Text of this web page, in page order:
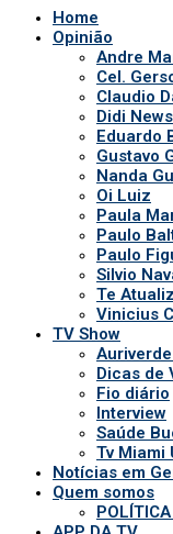
Vinicius
TV Show
Dicas de
Fio diário
Interview
Saúde
Tv Miami
Notícias em
Quem somos
POLÍTICA
APP DA TV
Comerciais
Ao vivo
Patronos